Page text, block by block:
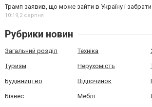
Трамп заявив, що може зайти в Україну і
10:19,2 серпня
Рубрики новин
Загальний розділ Техніка
Туризм Нерухомість
Будівництво Відпочинок
Бізнес Меблі